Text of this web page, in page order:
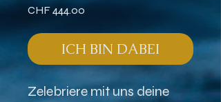
CHF 444.00
ICH BIN DABEI
Zelebriere mit uns deine